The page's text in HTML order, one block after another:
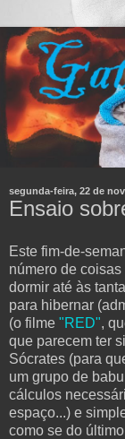
segunda-feira, 22 de
Ensaio
Este fim-de-
número de
dormir até às
para hibernar
(o filme "RED",
que parecem ter
Sócrates (para
um grupo de
cálculos
espaço...) e
como se do